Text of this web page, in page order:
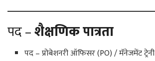
पद –शैक्षणिक पात्रता
पद – प्रोबेशनरी ऑफिसर (PO) / मॅनेजमेंट ट्रेनी